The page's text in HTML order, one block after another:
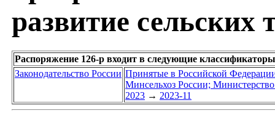
развитие сельских
Распоряжение 126-р входит в следующие
Законодательство России Принятые в Российской
Минсельхоз России;
2023 → 2023-11